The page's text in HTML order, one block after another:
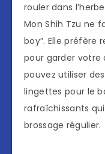
rouler dans
Mon Shih Tzu ne
boy”. Elle préfère
pour garder votre
pouvez utiliser
lingettes pour le
rafraîchissants
brossage régulier.